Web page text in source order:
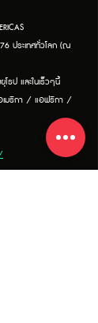
ประเทศทั่วโลก (ณ
รป และในเร็วๆนี้
อเมริกา / แอฟริกา /